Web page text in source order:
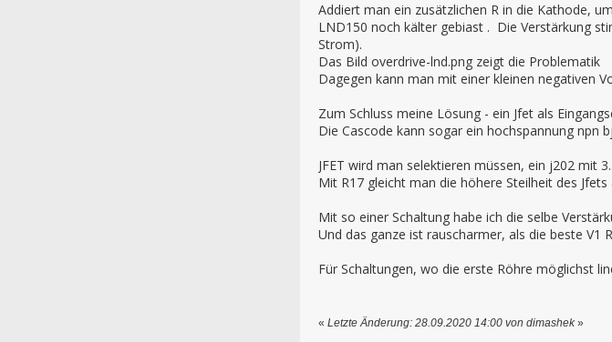
Addiert man ein zusätzlichen R in die Kathode,
LND150 noch kälter gebiast . Die Verstärkung
Strom).
Das Bild overdrive-lnd.png zeigt die Problematik
Dagegen kann man mit einer kleinen negativen
Zum Schluss meine Lösung - ein Jfet als
Die Cascode kann sogar ein hochspannung npn
JFET wird man selektieren müssen, ein j202 mit
Mit R17 gleicht man die höhere Steilheit des Jfets
Mit so einer Schaltung habe ich die selbe
Und das ganze ist rauscharmer, als die beste V1
Für Schaltungen, wo die erste Röhre möglichst
« Letzte Änderung: 28.09.2020 14:00 von dimashek»